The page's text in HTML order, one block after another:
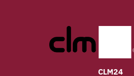
CLM24